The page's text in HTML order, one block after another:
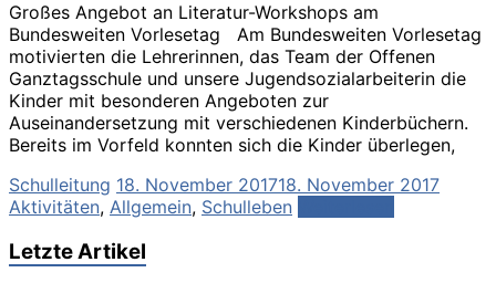
Großes Angebot an Literatur-Workshops am
Bundesweiten Vorlesetag Am Bundesweiten Vorlesetag
motivierten die Lehrerinnen, das Team der Offenen
Ganztagsschule und unsere Jugendsozialarbeiterin die
Kinder mit besonderen Angeboten zur
Auseinandersetzung mit verschiedenen Kinderbüchern.
Bereits im Vorfeld konnten sich die Kinder überlegen,
Schulleitung 18. November 201718. November 2017
Aktivitäten, Allgemein, Schulleben
Letzte Artikel